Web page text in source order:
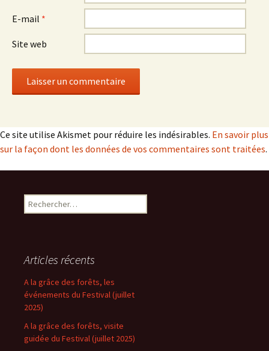
E-mail *
Site web
Ce site utilise Akismet pour réduire les indésirables. En savoir plus
sur la façon dont les données de vos commentaires sont traitées.
Rechercher :
Articles récents
A la grâce des forêts, les
événements du Festival (juillet
2025)
A la grâce des forêts, visite
guidée du Festival (juillet 2025)